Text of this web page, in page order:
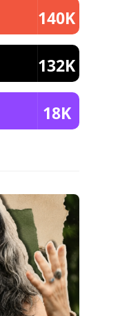
140K
132K
18K